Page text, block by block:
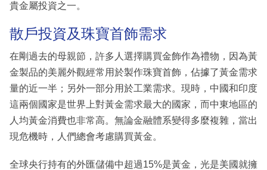
貴金屬投資之一。
散戶投資及珠寶首飾需求
在剛過去的母親節，許多人選擇購買金飾作為禮物，因為黃
金製品的美麗外觀經常用於製作珠寶首飾，佔據了黃金需求
量的近一半；另外一部分用於工業需求。現時，中國和印度
這兩個國家是世界上對黃金需求最大的國家，而中東地區的
人均黃金消費也非常高。無論金融體系變得多麼複雜，當出
現危機時，人們總會考慮購買黃金。
全球央行持有的外匯儲備中超過15%是黃金，光是美國就擁